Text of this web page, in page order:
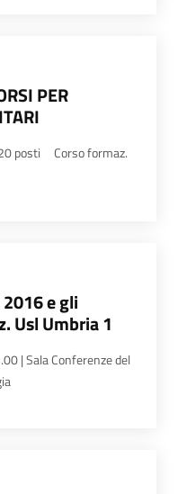
PER
posti Corso formaz.
e gli
Usl Umbria 1
| Sala Conferenze del